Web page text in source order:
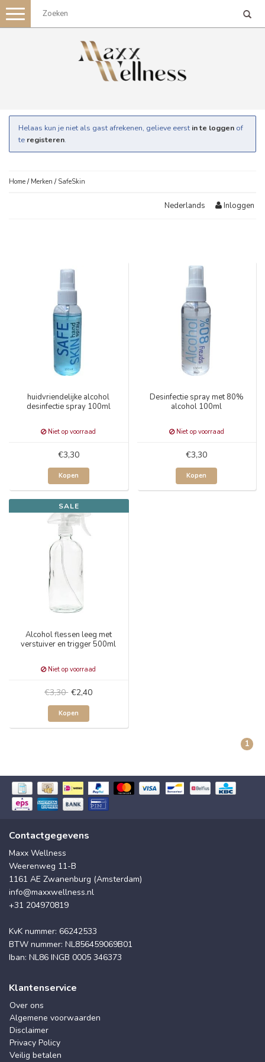
Toggle
navigation
Helaas kun je niet als gast afrekenen, gelieve eerst in te loggen of
te registeren.
Home / Merken / SafeSkin
Nederlands Inloggen
huidvriendelijke alcohol
desinfectie spray 100ml
Niet op voorraad
€3,30
Kopen
Desinfectie spray met 80%
alcohol 100ml
Niet op voorraad
€3,30
Kopen
SALE
Alcohol flessen leeg met
verstuiver en trigger 500ml
Niet op voorraad
€3,30 €2,40
Kopen
1
Contactgegevens
Maxx Wellness
Weerenweg 11-B
1161 AE Zwanenburg (Amsterdam)
info@maxxwellness.nl
+31 204970819
KvK nummer: 66242533
BTW nummer: NL856459069B01
Iban: NL86 INGB 0005 346373
Klantenservice
Over ons
Algemene voorwaarden
Disclaimer
Privacy Policy
Veilig betalen